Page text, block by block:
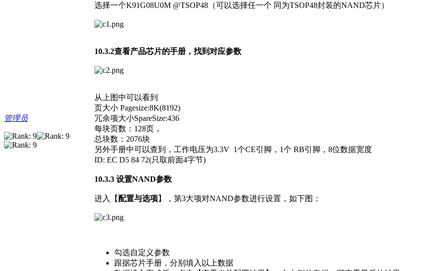
管理员
选择一个K91G08U0M @TSOP48（可以选择任一个 同为TSOP48封装的NAND芯片）
10.3.2查看产品芯片的手册，找到对应参数
从上图中可以看到
页大小 Pagesize:8K(8192)
冗余项大小SpareSize:436
每块页数：128页，
总块数：2076块
另外手册中可以查到，工作电压为3.3V 1个CE引脚，1个 RB引脚，8位数据宽度
ID: EC D5 84 72(只取前面4字节)
10.3.3 设置NAND参数
进入【配置与选项】，第3大项对NAND参数进行设置，如下图：
勾选自定义参数
跟据芯片手册，分别填入以上数据